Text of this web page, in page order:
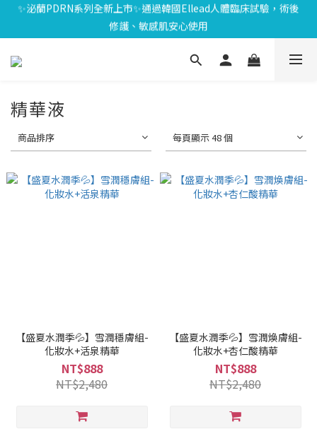
⏰8/01-8/18限定⏰下單送泌雪平衡面膜,滿$1000送緊緻Q彈組,滿
$1799再享Uber點數$200
🎁會員禮遇🎁加入會員享$100元購物金；消費滿$20元獲得1點，1
點可折抵1元；生日再送生日禮金
⏰8/01-8/18限定⏰下單送泌雪平衡面膜,滿$1000送緊緻Q彈組,滿
精華液
商品排序 每頁顯示 48 個
【盛夏水潤季💦】雪潤穩膚組-
化妝水+活泉精華
NT$888
NT$2,480
【盛夏水潤季💦】雪潤煥膚組-
化妝水+杏仁酸精華
NT$888
NT$2,480